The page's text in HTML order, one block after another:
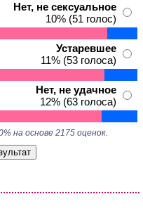
Нет, не сексуальное
10% (51 голос)
Устаревшее
11% (53 голоса)
Нет, не удачное
12% (63 голоса)
на основе 2175 оценок.